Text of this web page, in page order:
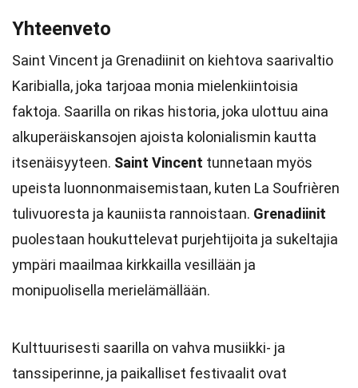
Yhteenveto
Saint Vincent ja Grenadiinit on kiehtova saarivaltio
Karibialla, joka tarjoaa monia mielenkiintoisia
faktoja. Saarilla on rikas historia, joka ulottuu aina
alkuperäiskansojen ajoista kolonialismin kautta
itsenäisyyteen. Saint Vincent tunnetaan myös
upeista luonnonmaisemistaan, kuten La Soufrièren
tulivuoresta ja kauniista rannoistaan. Grenadiinit
puolestaan houkuttelevat purjehtijoita ja sukeltajia
ympäri maailmaa kirkkailla vesillään ja
monipuolisella merielämällään.
Kulttuurisesti saarilla on vahva musiikki- ja
tanssiperinne, ja paikalliset festivaalit ovat